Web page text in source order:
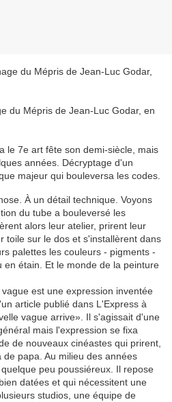
du Mépris de Jean-Luc Godar, en
le 7e art fête son demi-siècle, mais
années. Décryptage d'un
majeur qui bouleversa les codes.
À un détail technique. Voyons
du tube a bouleversé les
alors leur atelier, prirent leur
toile sur le dos et s'installèrent dans
palettes les couleurs - pigments -
en étain. Et le monde de la peinture
est une expression inventée
article publié dans L'Express à
vague arrive». Il s'agissait d'une
mais l'expression se fixa
de nouveaux cinéastes qui prirent,
papa. Au milieu des années
peu poussiéreux. Il repose
datées et qui nécessitent une
studios, une équipe de